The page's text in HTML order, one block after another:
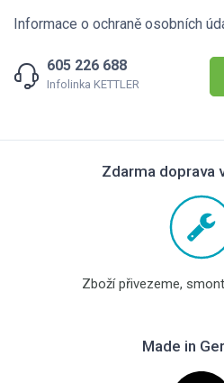
Informace o ochraně osobních
605 226 688
Infolinka KETTLER
Zdarma doprava
Zboží přivezeme,
Made in